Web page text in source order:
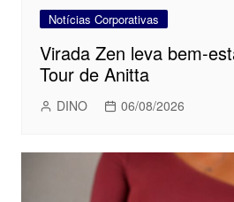
Notícias Corporativas
Virada Zen leva bem-
Tour de Anitta
DINO 06/08/2026